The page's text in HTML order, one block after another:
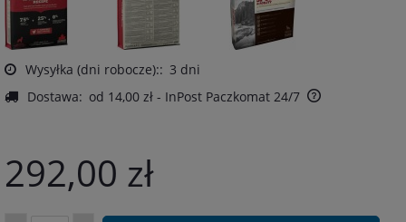
Wysyłka (dni robocze):: 3 dni
Dostawa: od 14,00 zł - InPost Paczkomat 24/7
292,00 zł